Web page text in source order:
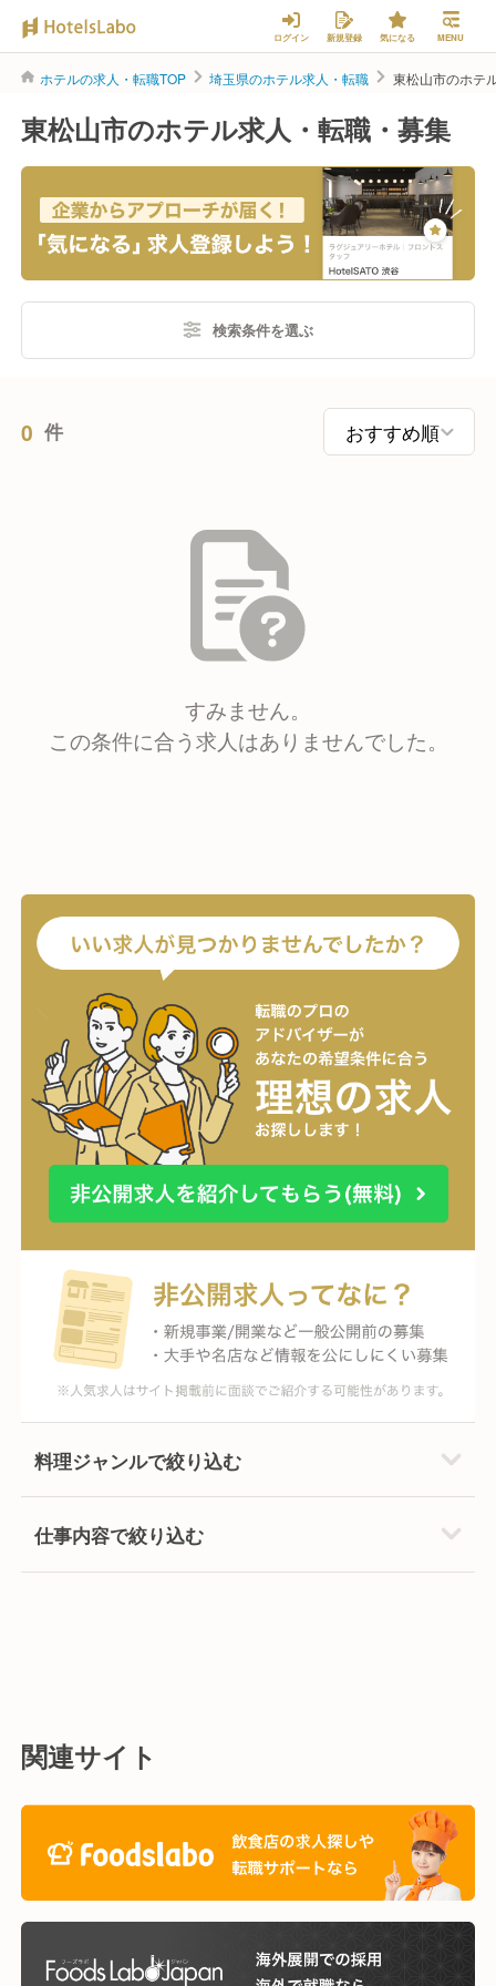
ログイン 新規登録 気になる MENU
ホテルの求人・転職TOP 埼玉県のホテル求人・転職 東松山市のホテ
東松山市のホテル求人・転職・募集
検索条件を選ぶ
0 件
すみません。
この条件に合う求人はありませんでした。
料理ジャンルで絞り込む
仕事内容で絞り込む
関連サイト